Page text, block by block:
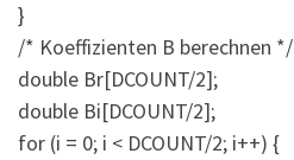
}
/* Koeffizienten B berechnen */
double Br[DCOUNT/2];
double Bi[DCOUNT/2];
for (i = 0; i < DCOUNT/2; i++) {